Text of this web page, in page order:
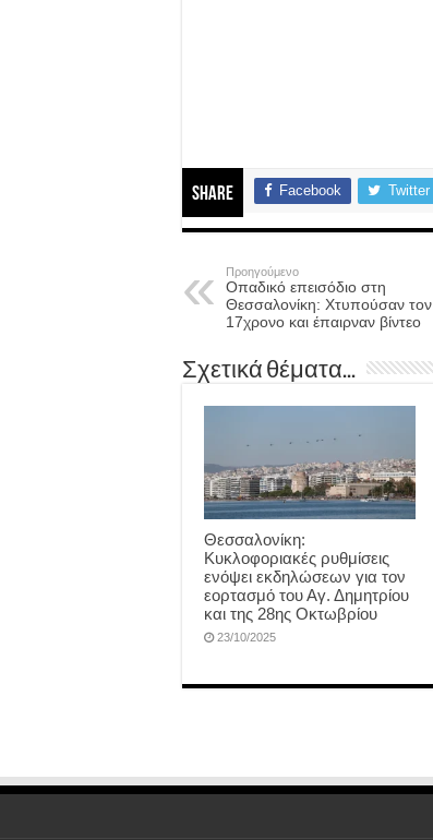
Share Facebook Twitter
Προηγούμενο
Οπαδικό επεισόδιο στη
Θεσσαλονίκη: Χτυπούσαν τον
17χρονο και έπαιρναν βίντεο
Σχετικά θέματα...
Θεσσαλονίκη:
Κυκλοφοριακές ρυθμίσεις
ενόψει εκδηλώσεων για τον
εορτασμό του Αγ. Δημητρίου
και της 28ης Οκτωβρίου
23/10/2025